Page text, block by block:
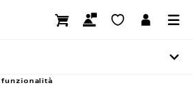
esterni
funzionalità